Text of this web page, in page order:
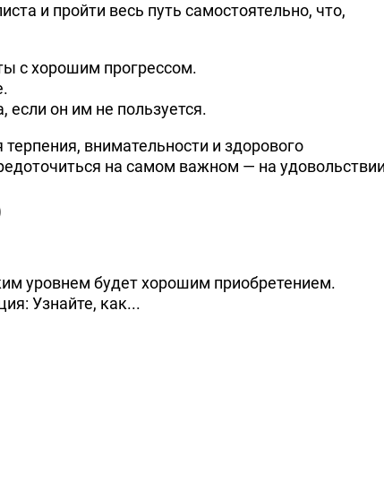
и пройти весь путь самостоятельно, что,
с хорошим прогрессом.
если он им не пользуется.
внимательности и здорового
на самом важном — на
уровнем будет хорошим приобретением.
Узнайте, как...